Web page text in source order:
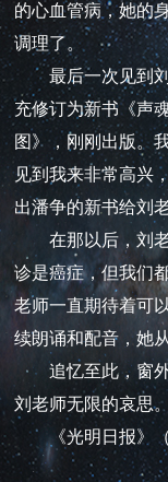
的心血管病，她的
调理了。
最后一次见到刘
充修订为新书《声
图》，刚刚出版。
见到我来非常高兴
出潘争的新书给刘
在那以后，刘老
诊是癌症，但我们
老师一直期待着可
续朗诵和配音，她
追忆至此，窗外
刘老师无限的哀思。
《光明日报》（